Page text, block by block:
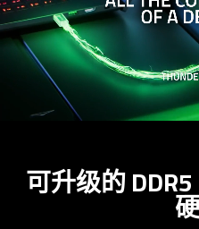
needed:可升级的